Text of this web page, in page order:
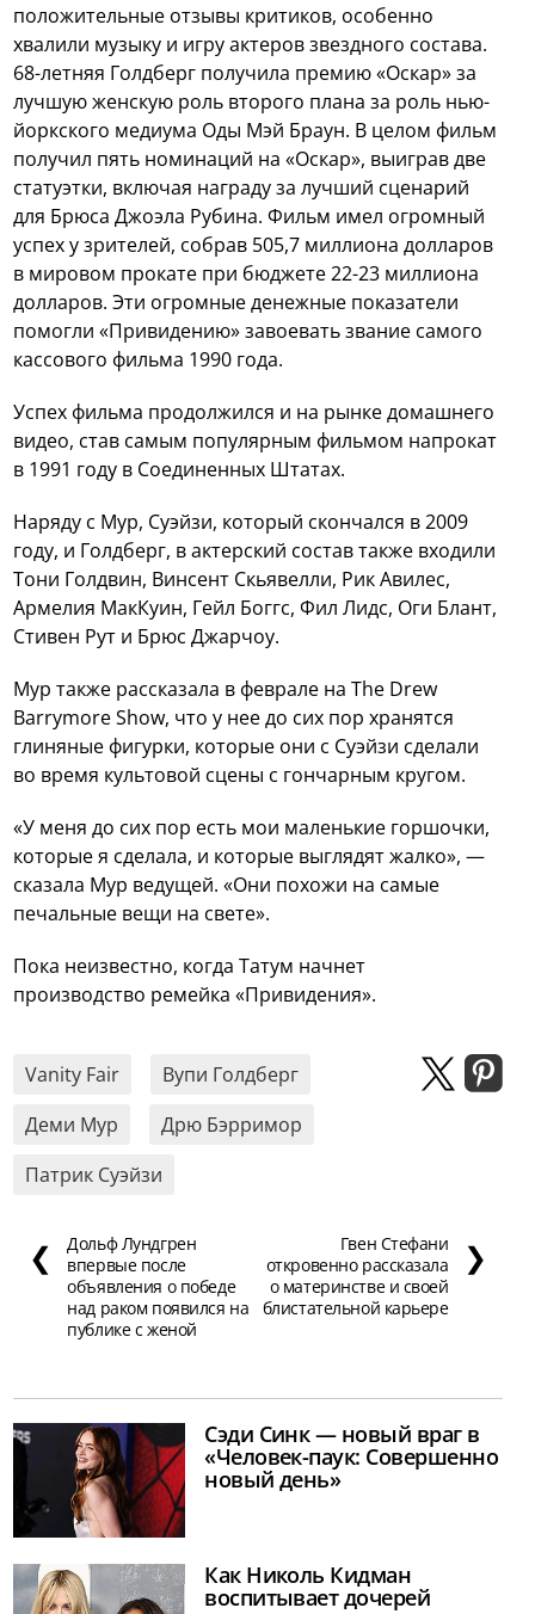
положительные отзывы критиков, особенно
хвалили музыку и игру актеров звездного состава.
68-летняя Голдберг получила премию «Оскар» за
лучшую женскую роль второго плана за роль нью-
йоркского медиума Оды Мэй Браун. В целом фильм
получил пять номинаций на «Оскар», выиграв две
статуэтки, включая награду за лучший сценарий
для Брюса Джоэла Рубина. Фильм имел огромный
успех у зрителей, собрав 505,7 миллиона долларов
в мировом прокате при бюджете 22-23 миллиона
долларов. Эти огромные денежные показатели
помогли «Привидению» завоевать звание самого
кассового фильма 1990 года.
Успех фильма продолжился и на рынке домашнего
видео, став самым популярным фильмом напрокат
в 1991 году в Соединенных Штатах.
Наряду с Мур, Суэйзи, который скончался в 2009
году, и Голдберг, в актерский состав также входили
Тони Голдвин, Винсент Скьявелли, Рик Авилес,
Армелия МакКуин, Гейл Боггс, Фил Лидс, Оги Блант,
Стивен Рут и Брюс Джарчоу.
Мур также рассказала в феврале на The Drew
Barrymore Show, что у нее до сих пор хранятся
глиняные фигурки, которые они с Суэйзи сделали
во время культовой сцены с гончарным кругом.
«У меня до сих пор есть мои маленькие горшочки,
которые я сделала, и которые выглядят жалко», —
сказала Мур ведущей. «Они похожи на самые
печальные вещи на свете».
Пока неизвестно, когда Татум начнет
производство ремейка «Привидения».
Vanity Fair
Вупи Голдберг
Деми Мур
Дрю Бэрримор
Патрик Суэйзи
❮
Дольф Лундгрен
впервые после
объявления о победе
над раком появился на
публике с женой
Гвен Стефани
откровенно рассказала
о материнстве и своей
блистательной карьере
❯
Сэди Синк — новый враг в
«Человек-паук: Совершенно
новый день»
Как Николь Кидман
воспитывает дочерей